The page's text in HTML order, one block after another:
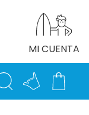
MI CUENTA